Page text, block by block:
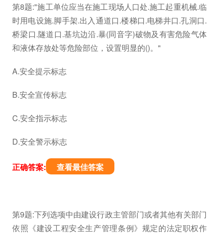
第8题:"施工单位应当在施工现场人口处.施工起重机械.临
时用电设施.脚手架.出入通道口.楼梯口.电梯井口.孔洞口.
桥梁口.隧道口.基坑边沿.暴(同音字)破物及有害危险气体
和液体存放处等危险部位，设置明显的()。"
A.安全提示标志
B.安全宣传标志
C.安全指示标志
D.安全警示标志
正确答案: 查看最佳答案
第9题:下列选项中由建设行政主管部门或者其他有关部门
依照《建设工程安全生产管理条例》规定的法定职权作